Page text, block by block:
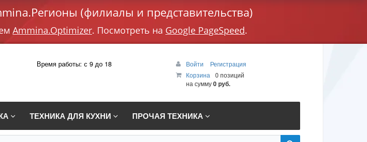
(филиалы и представительства)
Ammina.Optimizer. Посмотреть на Google PageSpeed.
Время работы: с 9 до 18 Войти
Регистрация
Корзина
0 позиций
на сумму0 руб.
ТЕХНИКА ДЛЯ КУХНИ ПРОЧАЯ ТЕХНИКА